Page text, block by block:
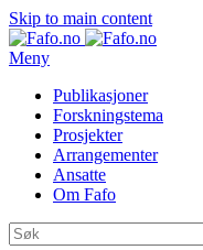
Skip to main content
Meny
Publikasjoner
Forskningstema
Prosjekter
Arrangementer
Ansatte
Om Fafo